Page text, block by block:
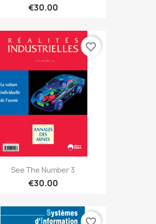
€30.00
See The Number 3
€30.00
favorite_border